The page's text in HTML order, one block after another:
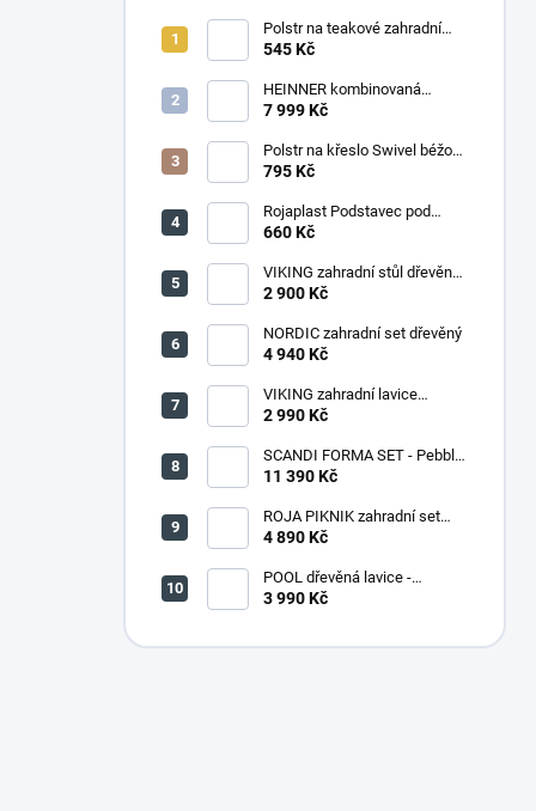
Polstr na teakové zahradní
křeslo vysoké - látka motiv
545 Kč
HEINNER kombinovaná
chladnička HF-
7 999 Kč
Polstr na křeslo Swivel béžový
melír
795 Kč
Rojaplast Podstavec pod
slunečník 22kg
660 Kč
VIKING zahradní stůl dřevěný
PŘÍRODNÍ - 150 cm
2 900 Kč
NORDIC zahradní set dřevěný
4 940 Kč
VIKING zahradní lavice
dřevěná PŘÍRODNÍ - 180 cm
2 990 Kč
SCANDI FORMA SET - Pebble
grey/Soft biege
11 390 Kč
ROJA PIKNIK zahradní set
dřevěný - 160 cm - lakovaný
4 890 Kč
POOL dřevěná lavice -
PŘÍRODNÍ
3 990 Kč